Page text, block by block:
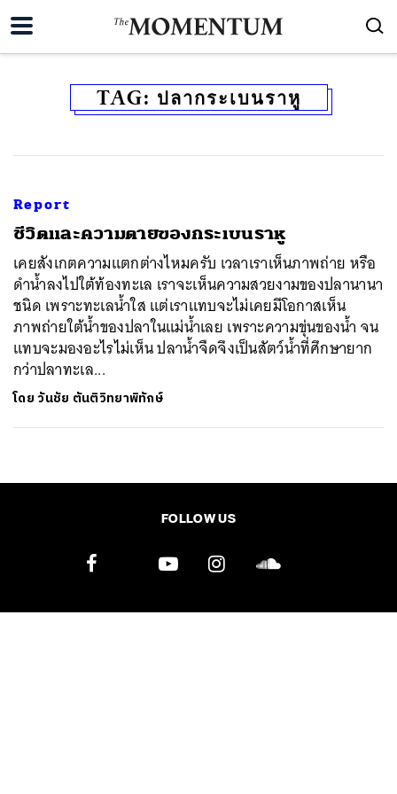
TAG: ปลากระเบนราหู
Report
ชีวิตและความตายของกระเบนราหู
เคยสังเกตความแตกต่างไหมครับ เวลาเราเห็นภาพถ่าย หรือ
ดำน้ำลงไปใต้ท้องทะเล เราจะเห็นความสวยงามของปลานานา
ชนิด เพราะทะเลน้ำใส แต่เราแทบจะไม่เคยมีโอกาสเห็น
ภาพถ่ายใต้น้ำของปลาในแม่น้ำเลย เพราะความขุ่นของน้ำ จน
แทบจะมองอะไรไม่เห็น ปลาน้ำจืดจึงเป็นสัตว์น้ำที่ศึกษายาก
กว่าปลาทะเล...
โดยวันชัย ตันติวิทยาพิทักษ์
FOLLOW US
SHARE TWEET LINE EMAIL